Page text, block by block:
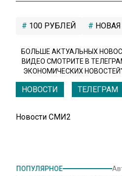
100 РУБЛЕЙ
БОЛЬШЕ АКТУАЛЬНЫХ
ВИДЕО СМОТРИТЕ В
ЭКОНОМИЧЕСКИХ НОВОСТЕЙ".
НОВОСТИ ТЕЛЕГРАМ
Новости СМИ2
ПОПУЛЯРНОЕ